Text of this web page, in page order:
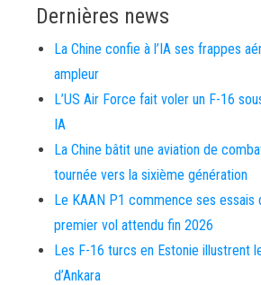
Dernières news
La Chine confie à l’IA ses frappes
ampleur
L’US Air Force fait voler un F-16
IA
La Chine bâtit une aviation de
tournée vers la sixième génération
Le KAAN P1 commence ses essais
premier vol attendu fin 2026
Les F-16 turcs en Estonie illustrent
d’Ankara